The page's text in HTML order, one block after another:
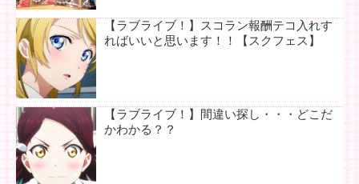
【ラブライブ！】スコラン報酬テコ入れす
ればいいと思います！！【スクフェス】
【ラブライブ！】間違い探し・・・どこだ
かわかる？？